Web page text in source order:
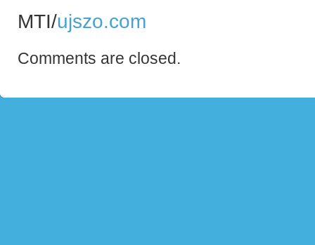
MTI/ujszo.com
Comments are closed.